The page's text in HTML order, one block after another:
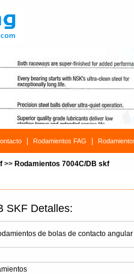
Rodamientos FAG
>> Rodamientos 7004C/DB skf
SKF Detalles:
de bolas de contacto angular